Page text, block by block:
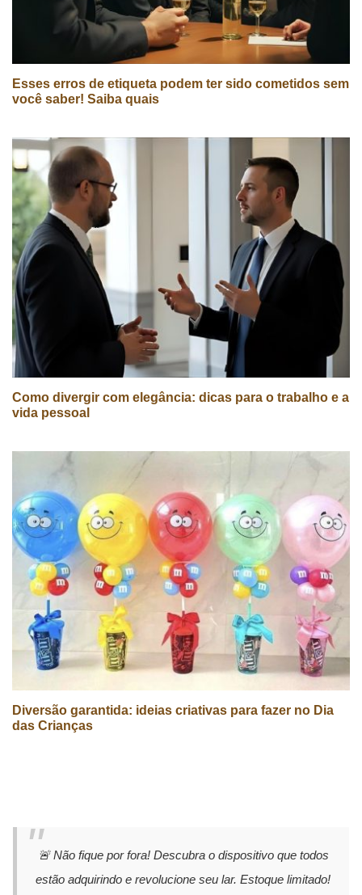
Esses erros de etiqueta podem ter sido cometidos sem
você saber! Saiba quais
Como divergir com elegância: dicas para o trabalho e a
vida pessoal
Diversão garantida: ideias criativas para fazer no Dia
das Crianças
🚨 Não fique por fora! Descubra o dispositivo que todos
estão adquirindo e revolucione seu lar. Estoque limitado!